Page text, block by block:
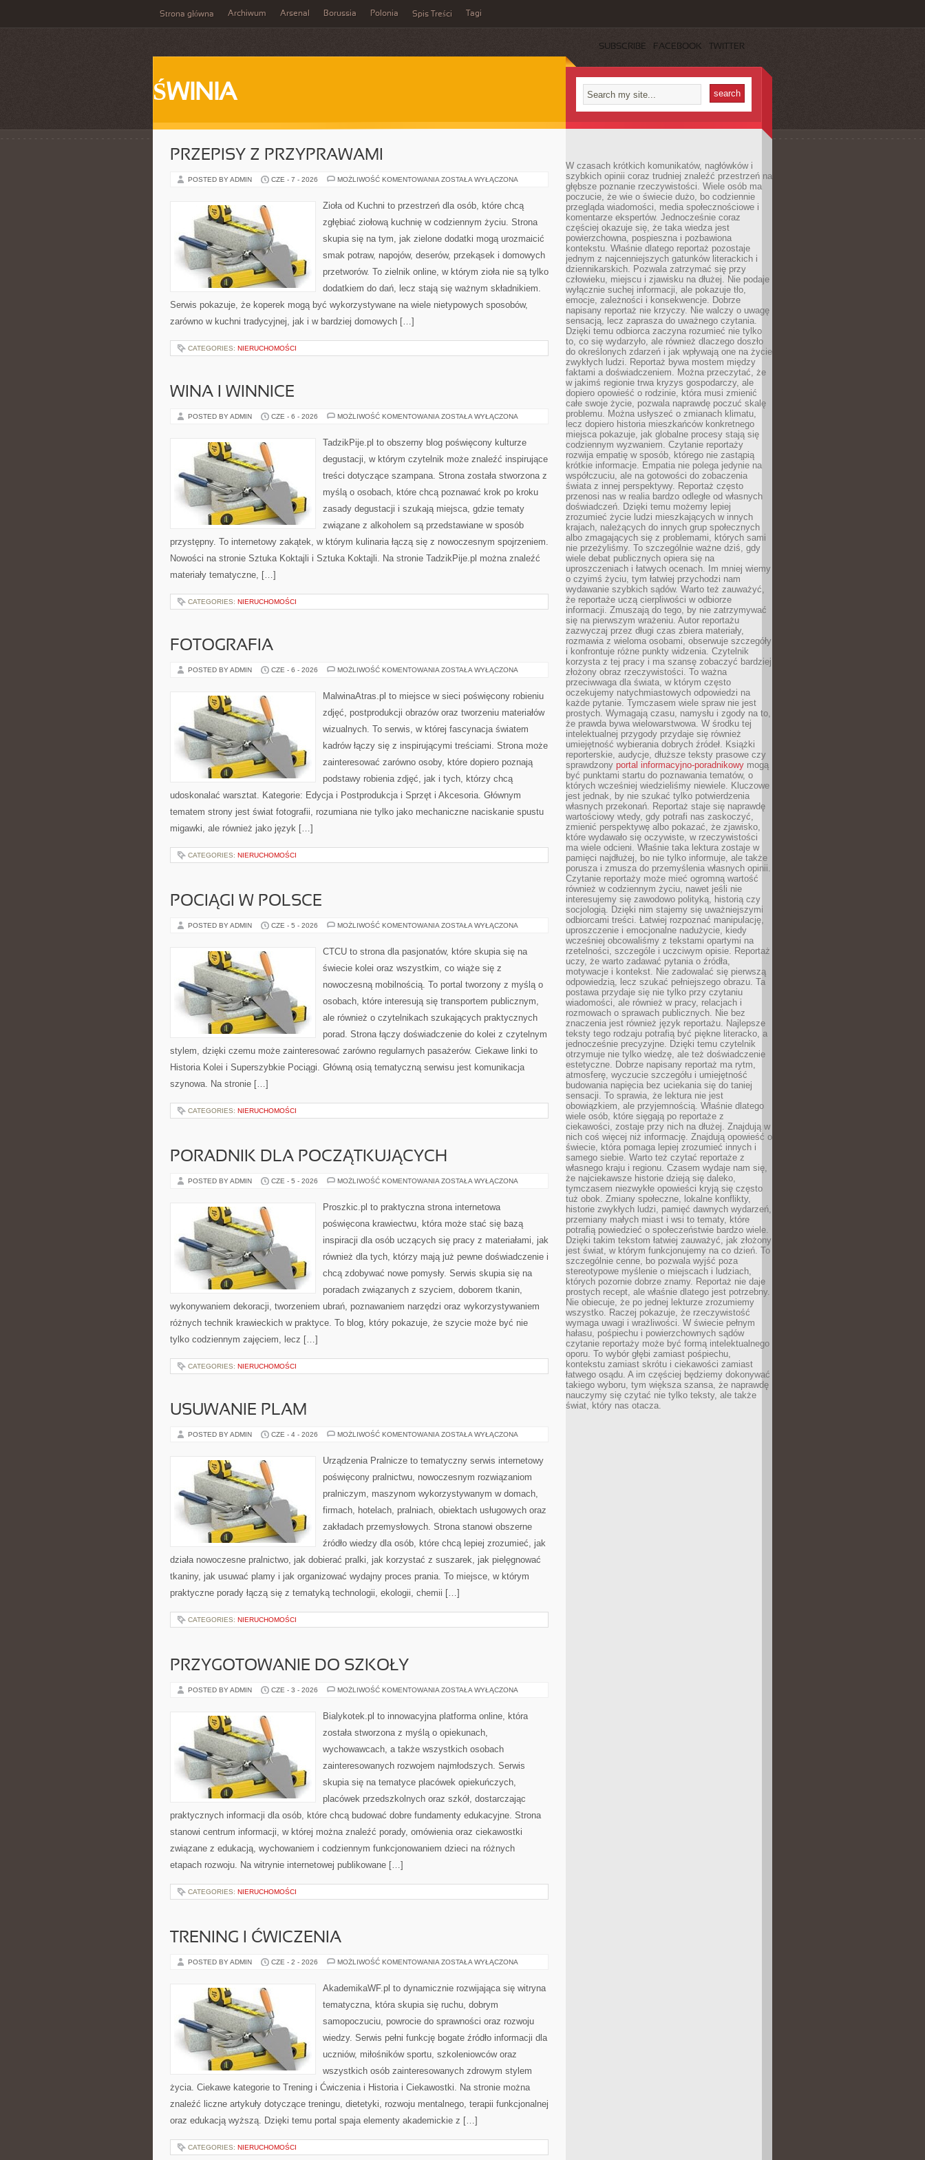
Strona główna Archiwum Arsenal Borussia Polonia Spis Treści Tagi
SUBSCRIBE FACEBOOK TWITTER
ŚWINIA
PRZEPISY Z PRZYPRAWAMI
POSTED BY ADMIN CZE - 7 - 2026 MOŻLIWOŚĆ KOMENTOWANIA PRZEPISY
ZOSTAŁA WYŁĄCZONA
Zioła od Kuchni to przestrzeń dla osób, które chcą
zgłębiać ziołową kuchnię w codziennym życiu. Strona
skupia się na tym, jak zielone dodatki mogą urozmaicić
smak potraw, napojów, deserów, przekąsek i domowych
przetworów. To zielnik online, w którym zioła nie są tylko
dodatkiem do dań, lecz stają się ważnym składnikiem.
Serwis pokazuje, że koperek mogą być wykorzystywane na wiele nietypowych sposobów,
zarówno w kuchni tradycyjnej, jak i w bardziej domowych […]
CATEGORIES: NIERUCHOMOŚCI
WINA I WINNICE
POSTED BY ADMIN CZE - 6 - 2026 MOŻLIWOŚĆ KOMENTOWANIA WINA
ZOSTAŁA WYŁĄCZONA
TadzikPije.pl to obszerny blog poświęcony kulturze
degustacji, w którym czytelnik może znaleźć inspirujące
treści dotyczące szampana. Strona została stworzona z
myślą o osobach, które chcą poznawać krok po kroku
zasady degustacji i szukają miejsca, gdzie tematy
związane z alkoholem są przedstawiane w sposób
przystępny. To internetowy zakątek, w którym kulinaria łączą się z nowoczesnym spojrzeniem.
Nowości na stronie Sztuka Koktajli i Sztuka Koktajli. Na stronie TadzikPije.pl można znaleźć
materiały tematyczne, […]
CATEGORIES: NIERUCHOMOŚCI
FOTOGRAFIA
POSTED BY ADMIN CZE - 6 - 2026 MOŻLIWOŚĆ KOMENTOWANIA FOTOGRAFIA
ZOSTAŁA WYŁĄCZONA
MalwinaAtras.pl to miejsce w sieci poświęcony robieniu
zdjęć, postprodukcji obrazów oraz tworzeniu materiałów
wizualnych. To serwis, w której fascynacja światem
kadrów łączy się z inspirującymi treściami. Strona może
zainteresować zarówno osoby, które dopiero poznają
podstawy robienia zdjęć, jak i tych, którzy chcą
udoskonalać warsztat. Kategorie: Edycja i Postprodukcja i Sprzęt i Akcesoria. Głównym
tematem strony jest świat fotografii, rozumiana nie tylko jako mechaniczne naciskanie spustu
migawki, ale również jako język […]
CATEGORIES: NIERUCHOMOŚCI
POCIĄGI W POLSCE
POSTED BY ADMIN CZE - 5 - 2026 MOŻLIWOŚĆ KOMENTOWANIA POCIĄGI
ZOSTAŁA WYŁĄCZONA
CTCU to strona dla pasjonatów, które skupia się na
świecie kolei oraz wszystkim, co wiąże się z
nowoczesną mobilnością. To portal tworzony z myślą o
osobach, które interesują się transportem publicznym,
ale również o czytelnikach szukających praktycznych
porad. Strona łączy doświadczenie do kolei z czytelnym
stylem, dzięki czemu może zainteresować zarówno regularnych pasażerów. Ciekawe linki to
Historia Kolei i Superszybkie Pociągi. Główną osią tematyczną serwisu jest komunikacja
szynowa. Na stronie […]
CATEGORIES: NIERUCHOMOŚCI
PORADNIK DLA POCZĄTKUJĄCYCH
POSTED BY ADMIN CZE - 5 - 2026 MOŻLIWOŚĆ KOMENTOWANIA PORADNIK
ZOSTAŁA WYŁĄCZONA
Proszkic.pl to praktyczna strona internetowa
poświęcona krawiectwu, która może stać się bazą
inspiracji dla osób uczących się pracy z materiałami, jak
również dla tych, którzy mają już pewne doświadczenie i
chcą zdobywać nowe pomysły. Serwis skupia się na
poradach związanych z szyciem, doborem tkanin,
wykonywaniem dekoracji, tworzeniem ubrań, poznawaniem narzędzi oraz wykorzystywaniem
różnych technik krawieckich w praktyce. To blog, który pokazuje, że szycie może być nie
tylko codziennym zajęciem, lecz […]
CATEGORIES: NIERUCHOMOŚCI
USUWANIE PLAM
POSTED BY ADMIN CZE - 4 - 2026 MOŻLIWOŚĆ KOMENTOWANIA USUWANIE
ZOSTAŁA WYŁĄCZONA
Urządzenia Pralnicze to tematyczny serwis internetowy
poświęcony pralnictwu, nowoczesnym rozwiązaniom
pralniczym, maszynom wykorzystywanym w domach,
firmach, hotelach, pralniach, obiektach usługowych oraz
zakładach przemysłowych. Strona stanowi obszerne
źródło wiedzy dla osób, które chcą lepiej zrozumieć, jak
działa nowoczesne pralnictwo, jak dobierać pralki, jak korzystać z suszarek, jak pielęgnować
tkaniny, jak usuwać plamy i jak organizować wydajny proces prania. To miejsce, w którym
praktyczne porady łączą się z tematyką technologii, ekologii, chemii […]
CATEGORIES: NIERUCHOMOŚCI
PRZYGOTOWANIE DO SZKOŁY
POSTED BY ADMIN CZE - 3 - 2026 MOŻLIWOŚĆ KOMENTOWANIA PRZYGOTOWANIE
ZOSTAŁA WYŁĄCZONA
Bialykotek.pl to innowacyjna platforma online, która
została stworzona z myślą o opiekunach,
wychowawcach, a także wszystkich osobach
zainteresowanych rozwojem najmłodszych. Serwis
skupia się na tematyce placówek opiekuńczych,
placówek przedszkolnych oraz szkół, dostarczając
praktycznych informacji dla osób, które chcą budować dobre fundamenty edukacyjne. Strona
stanowi centrum informacji, w której można znaleźć porady, omówienia oraz ciekawostki
związane z edukacją, wychowaniem i codziennym funkcjonowaniem dzieci na różnych
etapach rozwoju. Na witrynie internetowej publikowane […]
CATEGORIES: NIERUCHOMOŚCI
TRENING I ĆWICZENIA
POSTED BY ADMIN CZE - 2 - 2026 MOŻLIWOŚĆ KOMENTOWANIA TRENING
ZOSTAŁA WYŁĄCZONA
AkademikaWF.pl to dynamicznie rozwijająca się witryna
tematyczna, która skupia się ruchu, dobrym
samopoczuciu, powrocie do sprawności oraz rozwoju
wiedzy. Serwis pełni funkcję bogate źródło informacji dla
uczniów, miłośników sportu, szkoleniowców oraz
wszystkich osób zainteresowanych zdrowym stylem
życia. Ciekawe kategorie to Trening i Ćwiczenia i Historia i Ciekawostki. Na stronie można
znaleźć liczne artykuły dotyczące treningu, dietetyki, rozwoju mentalnego, terapii funkcjonalnej
oraz edukacją wyższą. Dzięki temu portal spaja elementy akademickie z […]
CATEGORIES: NIERUCHOMOŚCI
W czasach krótkich komunikatów, nagłówków i
szybkich opinii coraz trudniej znaleźć przestrzeń na
głębsze poznanie rzeczywistości. Wiele osób ma
poczucie, że wie o świecie dużo, bo codziennie
przegląda wiadomości, media społecznościowe i
komentarze ekspertów. Jednocześnie coraz
częściej okazuje się, że taka wiedza jest
powierzchowna, pospieszna i pozbawiona
kontekstu. Właśnie dlatego reportaż pozostaje
jednym z najcenniejszych gatunków literackich i
dziennikarskich. Pozwala zatrzymać się przy
człowieku, miejscu i zjawisku na dłużej. Nie podaje
wyłącznie suchej informacji, ale pokazuje tło,
emocje, zależności i konsekwencje. Dobrze
napisany reportaż nie krzyczy. Nie walczy o uwagę
sensacją, lecz zaprasza do uważnego czytania.
Dzięki temu odbiorca zaczyna rozumieć nie tylko
to, co się wydarzyło, ale również dlaczego doszło
do określonych zdarzeń i jak wpływają one na życie
zwykłych ludzi. Reportaż bywa mostem między
faktami a doświadczeniem. Można przeczytać, że
w jakimś regionie trwa kryzys gospodarczy, ale
dopiero opowieść o rodzinie, która musi zmienić
całe swoje życie, pozwala naprawdę poczuć skalę
problemu. Można usłyszeć o zmianach klimatu,
lecz dopiero historia mieszkańców konkretnego
miejsca pokazuje, jak globalne procesy stają się
codziennym wyzwaniem. Czytanie reportaży
rozwija empatię w sposób, którego nie zastąpią
krótkie informacje. Empatia nie polega jedynie na
współczuciu, ale na gotowości do zobaczenia
świata z innej perspektywy. Reportaż często
przenosi nas w realia bardzo odległe od własnych
doświadczeń. Dzięki temu możemy lepiej
zrozumieć życie ludzi mieszkających w innych
krajach, należących do innych grup społecznych
albo zmagających się z problemami, których sami
nie przeżyliśmy. To szczególnie ważne dziś, gdy
wiele debat publicznych opiera się na
uproszczeniach i łatwych ocenach. Im mniej wiemy
o czyimś życiu, tym łatwiej przychodzi nam
wydawanie szybkich sądów. Warto też zauważyć,
że reportaże uczą cierpliwości w odbiorze
informacji. Zmuszają do tego, by nie zatrzymywać
się na pierwszym wrażeniu. Autor reportażu
zazwyczaj przez długi czas zbiera materiały,
rozmawia z wieloma osobami, obserwuje szczegóły
i konfrontuje różne punkty widzenia. Czytelnik
korzysta z tej pracy i ma szansę zobaczyć bardziej
złożony obraz rzeczywistości. To ważna
przeciwwaga dla świata, w którym często
oczekujemy natychmiastowych odpowiedzi na
każde pytanie. Tymczasem wiele spraw nie jest
prostych. Wymagają czasu, namysłu i zgody na to,
że prawda bywa wielowarstwowa. W środku tej
intelektualnej przygody przydaje się również
umiejętność wybierania dobrych źródeł. Książki
reporterskie, audycje, dłuższe teksty prasowe czy
sprawdzony portal informacyjno-poradnikowy mogą
być punktami startu do poznawania tematów, o
których wcześniej wiedzieliśmy niewiele. Kluczowe
jest jednak, by nie szukać tylko potwierdzenia
własnych przekonań. Reportaż staje się naprawdę
wartościowy wtedy, gdy potrafi nas zaskoczyć,
zmienić perspektywę albo pokazać, że zjawisko,
które wydawało się oczywiste, w rzeczywistości
ma wiele odcieni. Właśnie taka lektura zostaje w
pamięci najdłużej, bo nie tylko informuje, ale także
porusza i zmusza do przemyślenia własnych opinii.
Czytanie reportaży może mieć ogromną wartość
również w codziennym życiu, nawet jeśli nie
interesujemy się zawodowo polityką, historią czy
socjologią. Dzięki nim stajemy się uważniejszymi
odbiorcami treści. Łatwiej rozpoznać manipulację,
uproszczenie i emocjonalne nadużycie, kiedy
wcześniej obcowaliśmy z tekstami opartymi na
rzetelności, szczególe i uczciwym opisie. Reportaż
uczy, że warto zadawać pytania o źródła,
motywacje i kontekst. Nie zadowalać się pierwszą
odpowiedzią, lecz szukać pełniejszego obrazu. Ta
postawa przydaje się nie tylko przy czytaniu
wiadomości, ale również w pracy, relacjach i
rozmowach o sprawach publicznych. Nie bez
znaczenia jest również język reportażu. Najlepsze
teksty tego rodzaju potrafią być piękne literacko, a
jednocześnie precyzyjne. Dzięki temu czytelnik
otrzymuje nie tylko wiedzę, ale też doświadczenie
estetyczne. Dobrze napisany reportaż ma rytm,
atmosferę, wyczucie szczegółu i umiejętność
budowania napięcia bez uciekania się do taniej
sensacji. To sprawia, że lektura nie jest
obowiązkiem, ale przyjemnością. Właśnie dlatego
wiele osób, które sięgają po reportaże z
ciekawości, zostaje przy nich na dłużej. Znajdują w
nich coś więcej niż informację. Znajdują opowieść o
świecie, która pomaga lepiej zrozumieć innych i
samego siebie. Warto też czytać reportaże z
własnego kraju i regionu. Czasem wydaje nam się,
że najciekawsze historie dzieją się daleko,
tymczasem niezwykłe opowieści kryją się często
tuż obok. Zmiany społeczne, lokalne konflikty,
historie zwykłych ludzi, pamięć dawnych wydarzeń,
przemiany małych miast i wsi to tematy, które
potrafią powiedzieć o społeczeństwie bardzo wiele.
Dzięki takim tekstom łatwiej zauważyć, jak złożony
jest świat, w którym funkcjonujemy na co dzień. To
szczególnie cenne, bo pozwala wyjść poza
stereotypowe myślenie o miejscach i ludziach,
których pozornie dobrze znamy. Reportaż nie daje
prostych recept, ale właśnie dlatego jest potrzebny.
Nie obiecuje, że po jednej lekturze zrozumiemy
wszystko. Raczej pokazuje, że rzeczywistość
wymaga uwagi i wrażliwości. W świecie pełnym
hałasu, pośpiechu i powierzchownych sądów
czytanie reportaży może być formą intelektualnego
oporu. To wybór głębi zamiast pośpiechu,
kontekstu zamiast skrótu i ciekawości zamiast
łatwego osądu. A im częściej będziemy dokonywać
takiego wyboru, tym większa szansa, że naprawdę
nauczymy się czytać nie tylko teksty, ale także
świat, który nas otacza.